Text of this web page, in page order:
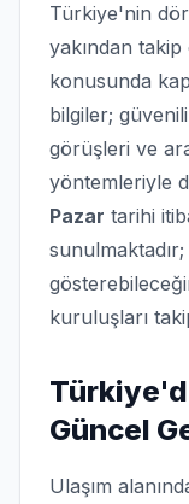
Türkiye'nin
yakından takip
konusunda
bilgiler;
görüşleri ve
yöntemleriyle
Pazar tarihi
kuruluşları
Güncel
Ulaşım